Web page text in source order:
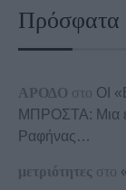
Πρόσφατα
ΑΡΟΔΟ στο ΟΙ
ΜΠΡΟΣΤΑ: Μια
Ραφήνας…
μετριότητες στο